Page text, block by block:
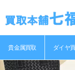
貴金属買取 ダイヤ